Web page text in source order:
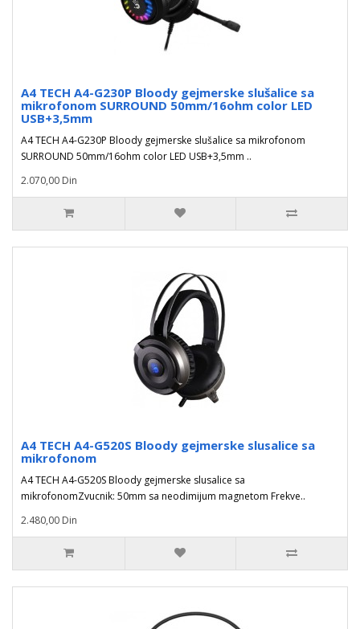
A4 TECH A4-G230P Bloody gejmerske slušalice sa
mikrofonom SURROUND 50mm/16ohm color LED
USB+3,5mm
A4 TECH A4-G230P Bloody gejmerske slušalice sa mikrofonom
SURROUND 50mm/16ohm color LED USB+3,5mm ..
2.070,00 Din
A4 TECH A4-G520S Bloody gejmerske slusalice sa
mikrofonom
A4 TECH A4-G520S Bloody gejmerske slusalice sa
mikrofonomZvucnik: 50mm sa neodimijum magnetom Frekve..
2.480,00 Din